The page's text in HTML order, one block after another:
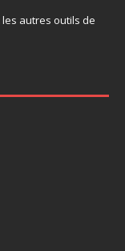
les autres outils de